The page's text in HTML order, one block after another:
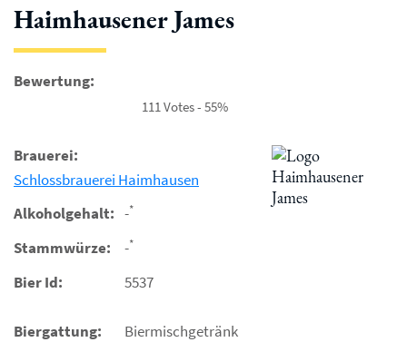
Haimhausener James
Bewertung:
111 Votes - 55%
Brauerei:
Schlossbrauerei Haimhausen
Alkoholgehalt: -*
Stammwürze: -*
Bier Id: 5537
Biergattung:
Biermischgetränk